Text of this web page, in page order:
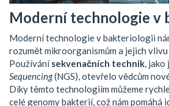
Moderní technologie v
Moderní technologie v bakteriologii
rozumět mikroorganismům a jejich vlivu
Používánísekvenačních technik, jako
Sequencing(NGS), otevřelo vědcům
Díky těmto technologiím můžeme
celé genomy bakterií, což nám